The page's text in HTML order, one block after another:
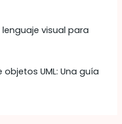
lenguaje visual para
UML: Una guía